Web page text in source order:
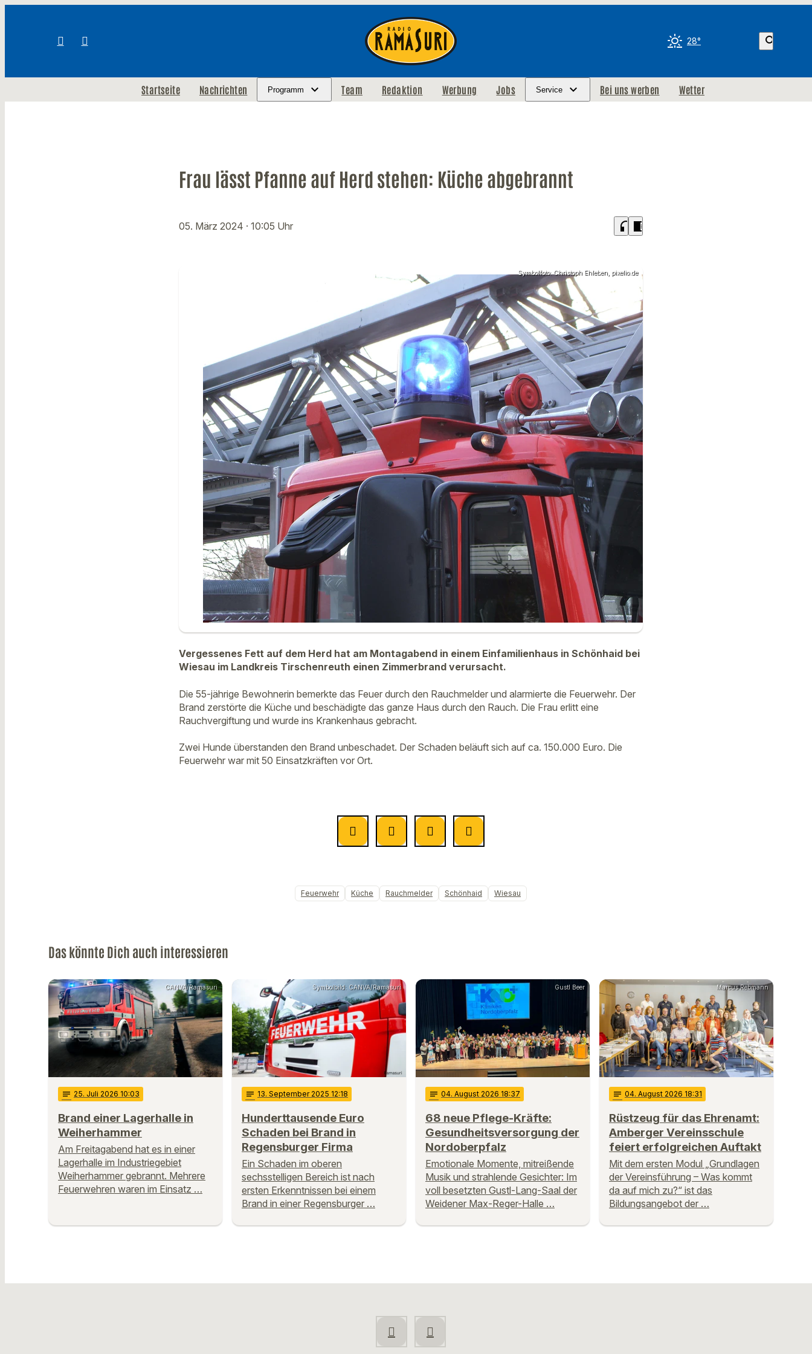
28° search
Startseite Nachrichten Programm Team Redaktion Werbung Jobs Service Bei uns werben Wetter
Frau lässt Pfanne auf Herd stehen: Küche abgebrannt
05. März 2024 · 10:05 Uhr headphones chrome_reader_mode
Symbolfoto: Christoph Ehleben, pixelio.de
Vergessenes Fett auf dem Herd hat am Montagabend in einem Einfamilienhaus in Schönhaid bei
Wiesau im Landkreis Tirschenreuth einen Zimmerbrand verursacht.
Die 55-jährige Bewohnerin bemerkte das Feuer durch den Rauchmelder und alarmierte die Feuerwehr. Der
Brand zerstörte die Küche und beschädigte das ganze Haus durch den Rauch. Die Frau erlitt eine
Rauchvergiftung und wurde ins Krankenhaus gebracht.
Zwei Hunde überstanden den Brand unbeschadet. Der Schaden beläuft sich auf ca. 150.000 Euro. Die
Feuerwehr war mit 50 Einsatzkräften vor Ort.
Feuerwehr Küche Rauchmelder Schönhaid Wiesau
Das könnte Dich auch interessieren
CANVA/Ramasuri
notes 25. Juli 2026 10:03
Brand einer Lagerhalle in
Weiherhammer
Am Freitagabend hat es in einer
Lagerhalle im Industriegebiet
Weiherhammer gebrannt. Mehrere
Feuerwehren waren im Einsatz …
Symbolbild: CANVA/Ramasuri
notes 13. September 2025 12:18
Hunderttausende Euro
Schaden bei Brand in
Regensburger Firma
Ein Schaden im oberen
sechsstelligen Bereich ist nach
ersten Erkenntnissen bei einem
Brand in einer Regensburger …
Gustl Beer
notes 04. August 2026 18:37
68 neue Pflege-Kräfte:
Gesundheitsversorgung der
Nordoberpfalz
Emotionale Momente, mitreißende
Musik und strahlende Gesichter: Im
voll besetzten Gustl-Lang-Saal der
Weidener Max-Reger-Halle …
Marcus Rebmann
notes 04. August 2026 18:31
Rüstzeug für das Ehrenamt:
Amberger Vereinsschule
feiert erfolgreichen Auftakt
Mit dem ersten Modul „Grundlagen
der Vereinsführung – Was kommt
da auf mich zu?“ ist das
Bildungsangebot der …